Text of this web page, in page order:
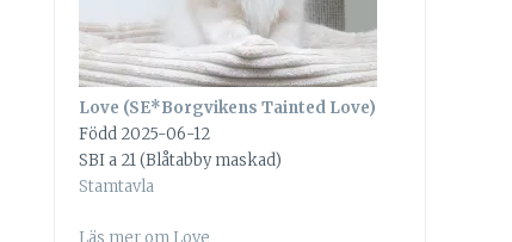
Love (SE*Borgvikens Tainted Love)
Född 2025-06-12
SBI a 21 (Blåtabby maskad)
Stamtavla
Läs mer om Love